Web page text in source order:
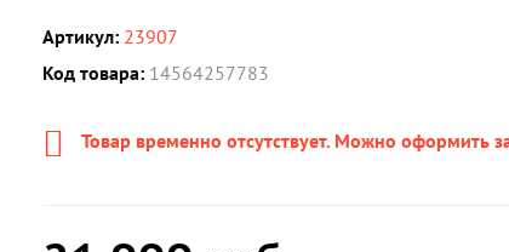
Артикул: 23907
Код товара: 14564257783
Товар временно отсутствует. Можно оформить